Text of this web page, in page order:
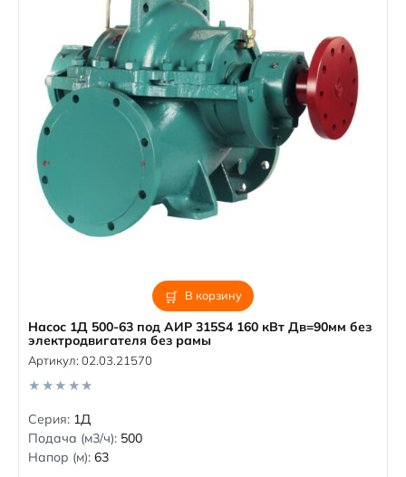
В корзину
Насос 1Д 500-63 под АИР 315S4 160 кВт Дв=90мм без
электродвигателя без рамы
Артикул: 02.03.21570
0
o
u
t
o
Серия: 1Д
Подача (м3/ч): 500
Напор (м): 63